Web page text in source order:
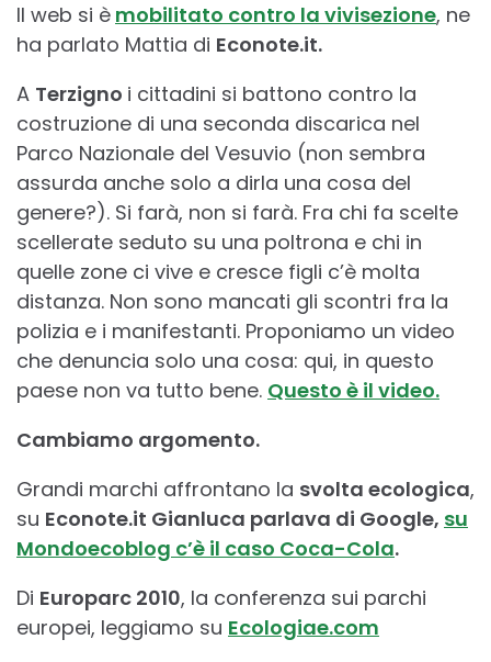
Il web si è mobilitato contro la vivisezione, ne
ha parlato Mattia di Econote.it.
A Terzigno i cittadini si battono contro la
costruzione di una seconda discarica nel
Parco Nazionale del Vesuvio (non sembra
assurda anche solo a dirla una cosa del
genere?). Si farà, non si farà. Fra chi fa scelte
scellerate seduto su una poltrona e chi in
quelle zone ci vive e cresce figli c’è molta
distanza. Non sono mancati gli scontri fra la
polizia e i manifestanti. Proponiamo un video
che denuncia solo una cosa: qui, in questo
paese non va tutto bene. Questo è il video.
Cambiamo argomento.
Grandi marchi affrontano la svolta ecologica,
su Econote.it Gianluca parlava di Google, su
Mondoecoblog c’è il caso Coca-Cola.
Di Europarc 2010, la conferenza sui parchi
europei, leggiamo su Ecologiae.com